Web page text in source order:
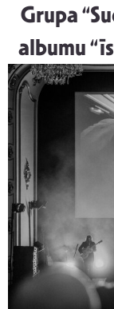
Grupa
albumu